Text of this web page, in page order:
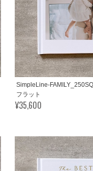
SimpleLine-
フラット
¥35,600